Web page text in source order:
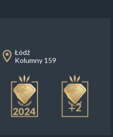
Łódź
Kolumny 159
+2